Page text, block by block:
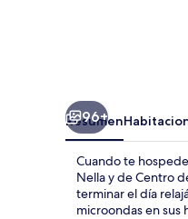
96+
Resumen
Cuando te
Nella y de Centro
terminar el día
microondas en sus